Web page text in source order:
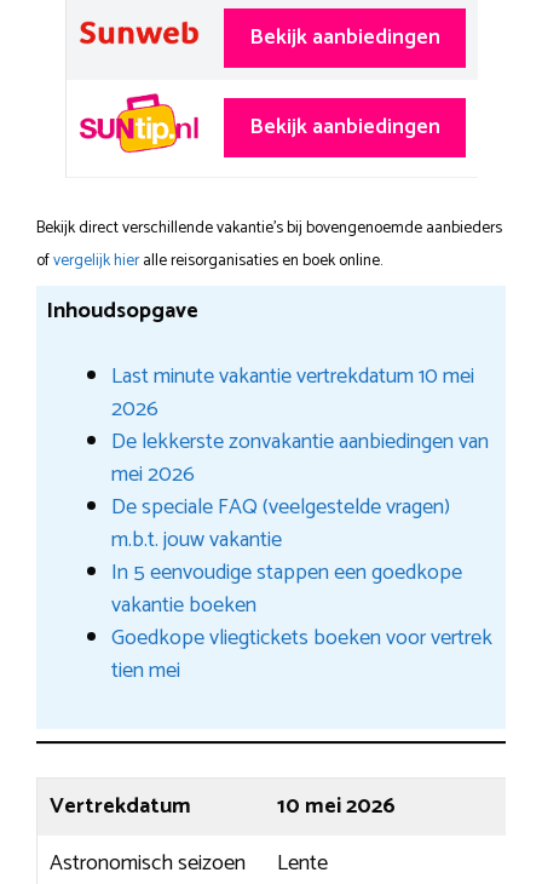
Bekijk aanbiedingen
Bekijk aanbiedingen
Bekijk direct verschillende vakantie's bij bovengenoemde aanbieders
ofvergelijk hieralle reisorganisaties en boek online.
Inhoudsopgave
Last minute vakantie vertrekdatum 10 mei
2026
De lekkerste zonvakantie aanbiedingen van
mei 2026
De speciale FAQ (veelgestelde vragen)
m.b.t. jouw vakantie
In 5 eenvoudige stappen een goedkope
vakantie boeken
Goedkope vliegtickets boeken voor vertrek
tien mei
Vertrekdatum
10 mei 2026
Astronomisch seizoen
Lente